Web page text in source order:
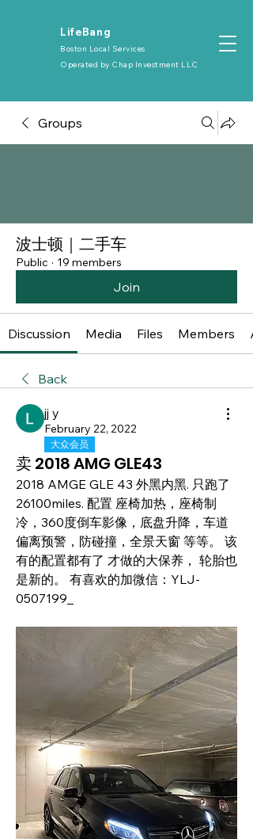
​LifeBang
Boston Local Services
Operated by Chap Investment LLC
Groups
波士顿｜二手车
Public · 19 members
Join
Discussion Media Files Members
Back
jj y
February 22, 2022
大众会员
卖 2018 AMG GLE43
2018 AMGE GLE 43 外黑内黑. 只跑了
26100miles. 配置 座椅加热，座椅制
冷，360度倒车影像，底盘升降，车道
偏离预警，防碰撞，全景天窗 等等。 该
有的配置都有了 才做的大保养， 轮胎也
是新的。 有喜欢的加微信：YLJ-
0507199_